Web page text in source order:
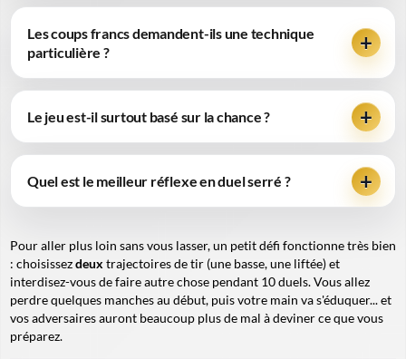
Les coups francs demandent-ils une technique
particulière ?
Le jeu est-il surtout basé sur la chance ?
Quel est le meilleur réflexe en duel serré ?
Pour aller plus loin sans vous lasser, un petit défi fonctionne très bien
: choisissezdeuxtrajectoires de tir (une basse, une liftée) et
interdisez-vousde faire autre chose pendant 10 duels. Vous allez
perdre quelques manches au début, puis votre main va s'éduquer... et
vos adversaires auront beaucoup plus de mal à deviner ce que vous
préparez.